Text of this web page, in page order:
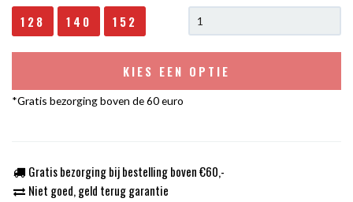
128 140 152
KIES EEN OPTIE
*Gratis bezorging boven de 60 euro
Gratis bezorging bij bestelling boven €60,-
Niet goed, geld terug garantie